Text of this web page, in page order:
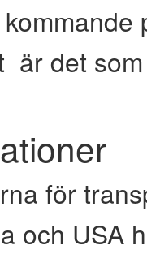
är det
för
och USA